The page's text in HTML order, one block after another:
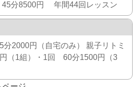
45分8500円 年間44回レッスン
2000円（自宅のみ） 親子リトミ
（1組）・1回 60分1500円（3